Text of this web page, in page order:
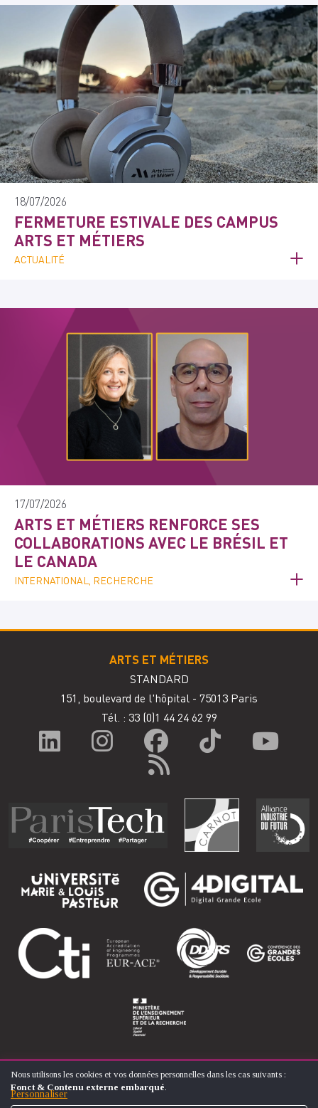
18/07/2026
FERMETURE ESTIVALE DES CAMPUS
ARTS ET MÉTIERS
ACTUALITÉ
17/07/2026
ARTS ET MÉTIERS RENFORCE SES
COLLABORATIONS AVEC LE BRÉSIL ET
LE CANADA
INTERNATIONAL, RECHERCHE
ARTS ET MÉTIERS
STANDARD
151, boulevard de l'hôpital - 75013 Paris
Tél. : 33 (0)1 44 24 62 99
© ÉCOLE NATIONALE SUPÉRIEURE D'ARTS ET MÉTIERS
UTILISATION
DES
DONNÉES
Nous utilisons les cookies et vos données personnelles dans les cas suivants :
Fonct & Contenu externe embarqué.
Personnaliser